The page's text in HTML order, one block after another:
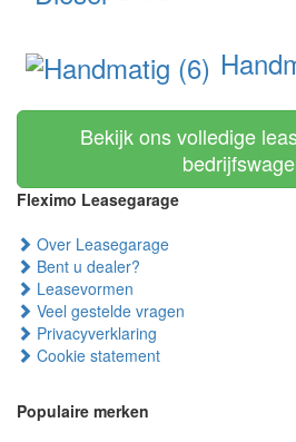
Bekijk ons volledige
Fleximo Leasegarage
Over Leasegarage
Bent u dealer?
Leasevormen
Veel gestelde vragen
Privacyverklaring
Cookie statement
Populaire merken